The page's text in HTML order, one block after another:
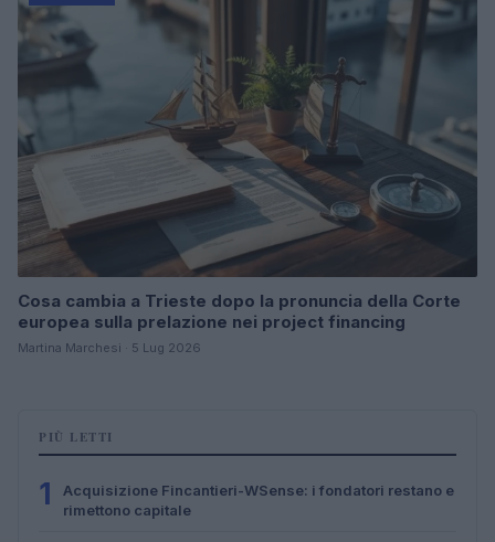
Cosa cambia a Trieste dopo la pronuncia della Corte
europea sulla prelazione nei project financing
Martina Marchesi · 5 Lug 2026
PIÙ LETTI
1
Acquisizione Fincantieri-WSense: i fondatori restano e
rimettono capitale